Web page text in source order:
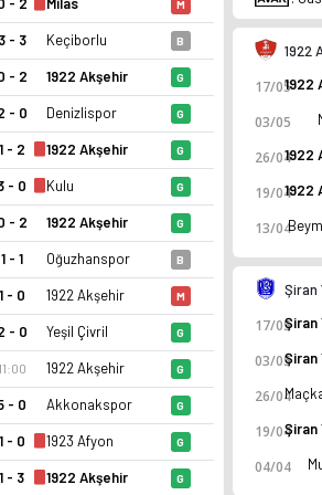
25-26 sezonu | Profesyonelliğe
M
3 - 3 Keçiborlu B
- 2 1922 Akşehir G
- 0 Denizlispor G
1 - 2 1922 Akşehir G
- 0 Kulu G
- 2 1922 Akşehir G
1 - 1 Oğuzhanspor B
1 - 0 1922 Akşehir M
- 0 Yeşil Çivril G
11:00 1922 Akşehir G
- 0 Akkonakspor G
1 - 0 1923 Afyon G
1 - 3 1922 Akşehir G
1922
17/05
03/05
26/04
19/04
13/04
Şiran
17/05
03/05
26/04
19/04
04/04